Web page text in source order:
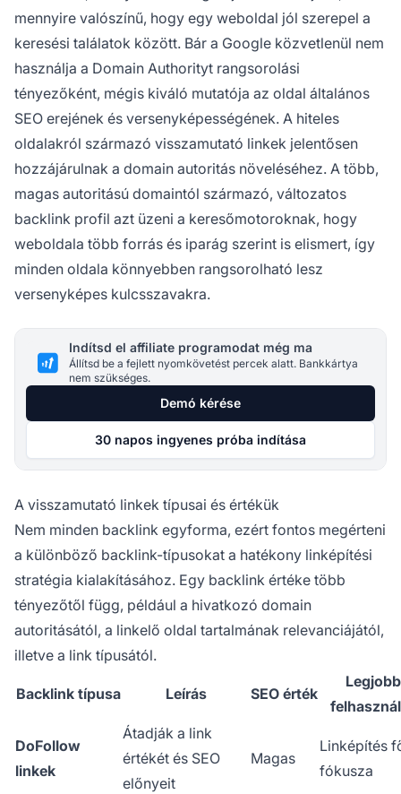
mennyire valószínű, hogy egy weboldal jól szerepel a
keresési találatok között. Bár a Google közvetlenül nem
használja a Domain Authorityt rangsorolási
tényezőként, mégis kiváló mutatója az oldal általános
SEO erejének és versenyképességének. A hiteles
oldalakról származó visszamutató linkek jelentősen
hozzájárulnak a domain autoritás növeléséhez. A több,
magas autoritású domaintól származó, változatos
backlink profil azt üzeni a keresőmotoroknak, hogy
weboldala több forrás és iparág szerint is elismert, így
minden oldala könnyebben rangsorolható lesz
versenyképes kulcsszavakra.
Indítsd el affiliate programodat még ma
Állítsd be a fejlett nyomkövetést percek alatt. Bankkártya
nem szükséges.
Demó kérése
30 napos ingyenes próba indítása
A visszamutató linkek típusai és értékük
Nem minden backlink egyforma, ezért fontos megérteni
a különböző backlink-típusokat a hatékony linképítési
stratégia kialakításához. Egy backlink értéke több
tényezőtől függ, például a hivatkozó domain
autoritásától, a linkelő oldal tartalmának relevanciájától,
illetve a link típusától.
Backlink típusa Leírás SEO érték
Legjobb
DoFollow
linkek
Átadják a link
értékét és SEO
előnyeit
Magas
Linképítés
fókusza